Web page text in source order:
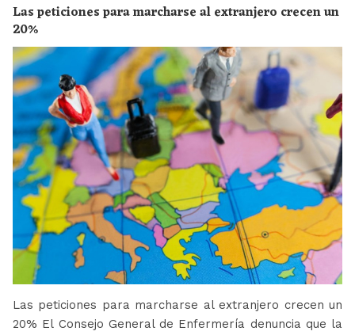
Las peticiones para marcharse al extranjero crecen un
20%
Las peticiones para marcharse al extranjero crecen un
20% El Consejo General de Enfermería denuncia que la